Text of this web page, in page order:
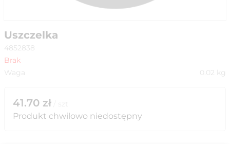
Uszczelka
4852838
Brak
Waga
0.02 kg
41.70 zł
Produkt chwilowo niedostępny